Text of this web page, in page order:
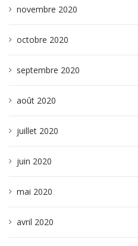
novembre 2020
octobre 2020
septembre 2020
août 2020
juillet 2020
juin 2020
mai 2020
avril 2020